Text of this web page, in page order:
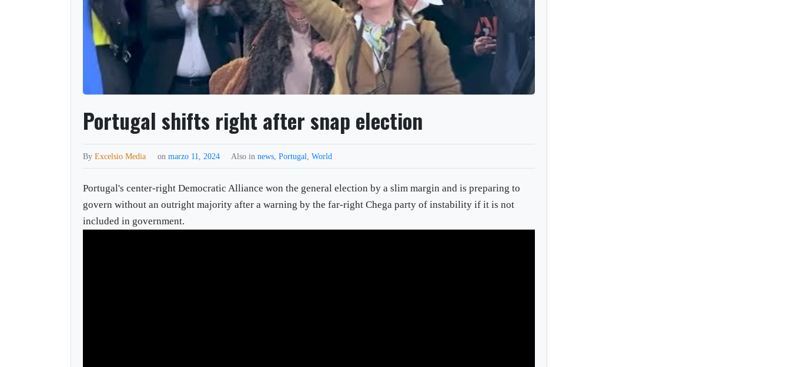
Portugal shifts right after snap election
ByExcelsio Media onmarzo 11, 2024 Also innews ,Portugal ,World
Portugal's center-right Democratic Alliance won the general election by a slim margin and is preparing to
govern without an outright majority after a warning by the far-right Chega party of instability if it is not
included in government.